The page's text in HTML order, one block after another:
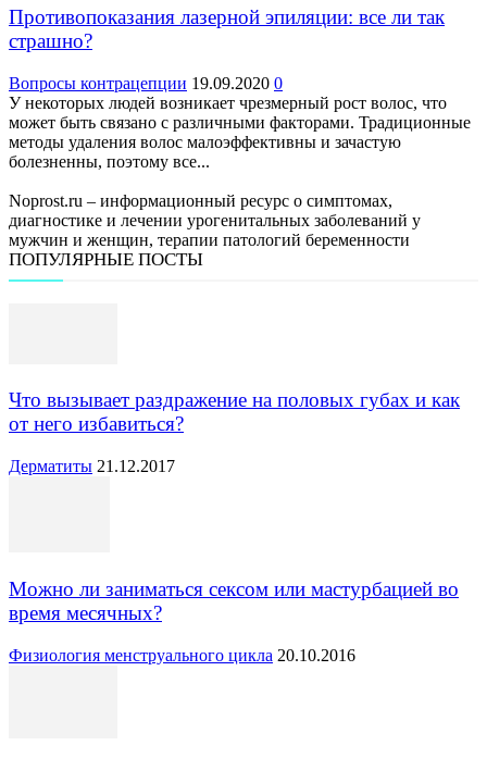
Противопоказания лазерной эпиляции: все ли так
страшно?
Вопросы контрацепции 19.09.2020 0
У некоторых людей возникает чрезмерный рост волос, что
может быть связано с различными факторами. Традиционные
методы удаления волос малоэффективны и зачастую
болезненны, поэтому все...
Noprost.ru – информационный ресурс о симптомах,
диагностике и лечении урогенитальных заболеваний у
мужчин и женщин, терапии патологий беременности
ПОПУЛЯРНЫЕ ПОСТЫ
Что вызывает раздражение на половых губах и как
от него избавиться?
Дерматиты 21.12.2017
Можно ли заниматься сексом или мастурбацией во
время месячных?
Физиология менструального цикла 20.10.2016